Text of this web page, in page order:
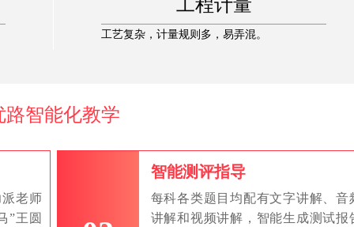
工程计量
工艺复杂，计量规则多，易弄混。
路智能化教学
老师
”王圆
智能测评指导
每科各类题目均配有文字讲解、音
讲解和视频讲解，智能生成测试报